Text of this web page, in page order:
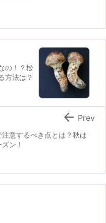
の！？松
方法は？
意するべき点とは？秋は
ン！
 Prev